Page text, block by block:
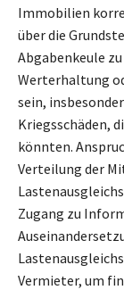
Immobilien
über die
Abgabenkeule
Werterhaltung
sein,
Kriegsschäden,
könnten.
Verteilung der
Zugang zu
Vermieter, um